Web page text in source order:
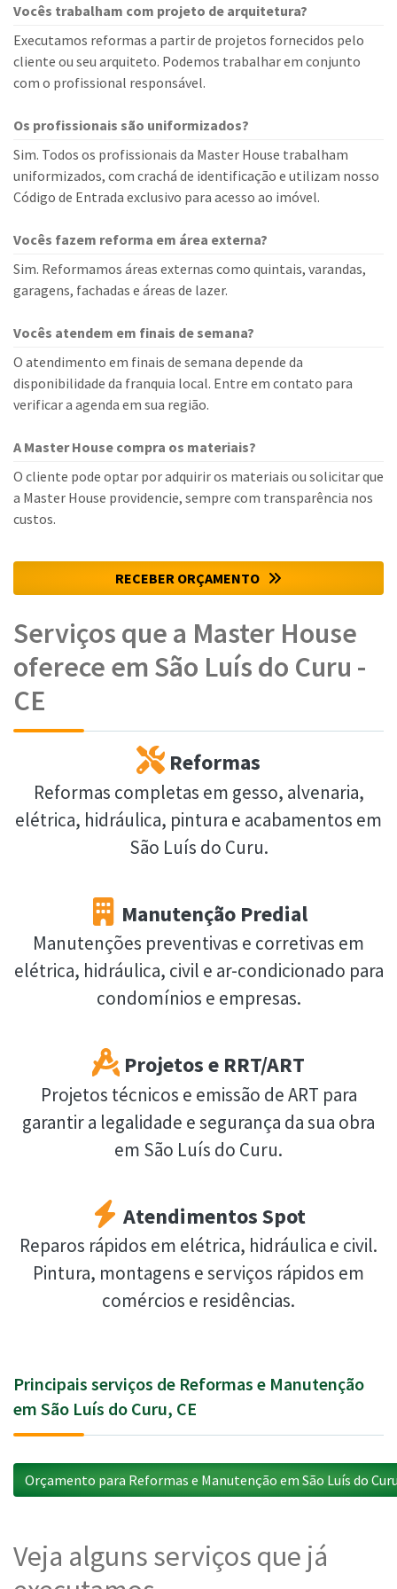
Vocês trabalham com projeto de arquitetura?
Executamos reformas a partir de projetos fornecidos pelo
cliente ou seu arquiteto. Podemos trabalhar em conjunto
com o profissional responsável.
Os profissionais são uniformizados?
Sim. Todos os profissionais da Master House trabalham
uniformizados, com crachá de identificação e utilizam nosso
Código de Entrada exclusivo para acesso ao imóvel.
Vocês fazem reforma em área externa?
Sim. Reformamos áreas externas como quintais, varandas,
garagens, fachadas e áreas de lazer.
Vocês atendem em finais de semana?
O atendimento em finais de semana depende da
disponibilidade da franquia local. Entre em contato para
verificar a agenda em sua região.
A Master House compra os materiais?
O cliente pode optar por adquirir os materiais ou solicitar que
a Master House providencie, sempre com transparência nos
custos.
RECEBER ORÇAMENTO
Serviços que a Master House
oferece em São Luís do Curu -
CE
Reformas
Reformas completas em gesso, alvenaria,
elétrica, hidráulica, pintura e acabamentos em
São Luís do Curu.
Manutenção Predial
Manutenções preventivas e corretivas em
elétrica, hidráulica, civil e ar-condicionado para
condomínios e empresas.
Projetos e RRT/ART
Projetos técnicos e emissão de ART para
garantir a legalidade e segurança da sua obra
em São Luís do Curu.
Atendimentos Spot
Reparos rápidos em elétrica, hidráulica e civil.
Pintura, montagens e serviços rápidos em
comércios e residências.
Principais serviços de Reformas e Manutenção
em São Luís do Curu, CE
Orçamento para Reformas e Manutenção em São Luís do
Veja alguns serviços que já